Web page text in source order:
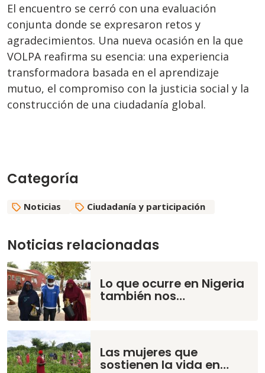
El encuentro se cerró con una evaluación
conjunta donde se expresaron retos y
agradecimientos. Una nueva ocasión en la que
VOLPA reafirma su esencia: una experiencia
transformadora basada en el aprendizaje
mutuo, el compromiso con la justicia social y la
construcción de una ciudadanía global.
Categoría
Noticias Ciudadanía y participación
Noticias relacionadas
Lo que ocurre en Nigeria
también nos…
Las mujeres que
sostienen la vida en…